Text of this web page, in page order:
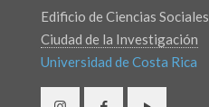
Edificio de Ciencias Sociales
Ciudad de la Investigación
Universidad de Costa Rica